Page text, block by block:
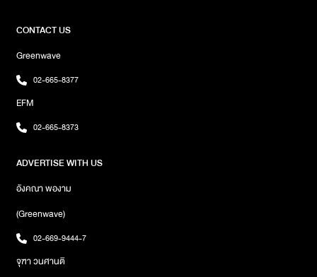
รีมิกซ์นี้เพิ่งปล่อยออกมาเมื่อวันที่ 27 เมษายนที่ผ่านมา และทันทีที่ปล่อย
ความสำเร็จของ ‘GBAD’ ที่ก่อนหน้านี้เคยถูกรีมิกซ์ร่วมกับทั้ง Jason
The Ween อินฟลูเอนเซอร์ชื่อดัง และ Number_i วงดนตรีญี่ปุ่นสุด
เพียงจุดเริ่มต้นของการเดินหน้าอัลบั้มใหม่ Magic Man 2 ที่มีกำหนด
ปล่อยในปีนี้ หลังเปิดตัวด้วยซิงเกิลแรก ‘High Alone’ ที่ขึ้นอันดับ 1 บน
ในทุกเวอร์ชันอย่างแท้จริงภาพ : TEAMWANGrecords
CONTACT US
Greenwave
02-665-8377
EFM
02-665-8373
ADVERTISE WITH US
อังคณา พองาม
(Greenwave)
02-669-9444-7
จุฑา วนศานติ